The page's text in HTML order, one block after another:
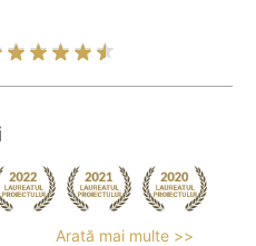
Arată mai multe >>